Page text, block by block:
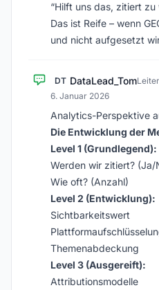
“Hilft uns das, zitiert zu
Das ist Reife – wenn
und nicht aufgesetzt
DT DataLead_Tom
6. Januar 2026
Analytics-Perspektive
Die Entwicklung der
Level 1 (Grundlegend):
Werden wir zitiert? (Ja/
Wie oft? (Anzahl)
Level 2 (Entwicklung):
Sichtbarkeitswert
Themenabdeckung
Level 3 (Ausgereift):
Attributionsmodelle